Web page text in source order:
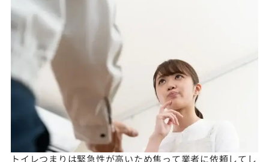
トイレつまりは緊急性が高いため焦って業者に依頼してし